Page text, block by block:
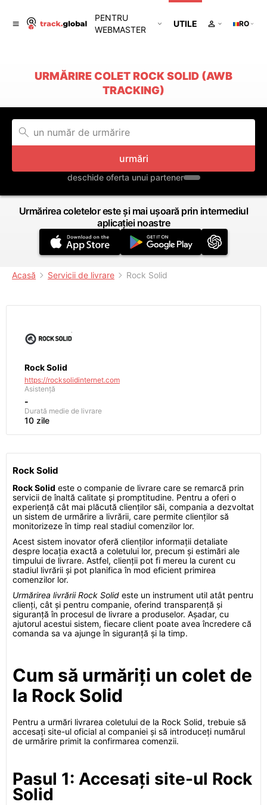
PENTRU
WEBMASTER
UTILE RO
URMĂRIRE COLET ROCK SOLID (AWB
TRACKING)
urmări
deschide oferta unui partener
Urmărirea coletelor este și mai ușoară prin intermediul
aplicației noastre
Acasă Servicii de livrare Rock Solid
Rock Solid
https://rocksolidinternet.com
Asistență
-
Durată medie de livrare
10 zile
Rock Solid
Rock Solid este o companie de livrare care se remarcă prin
servicii de înaltă calitate și promptitudine. Pentru a oferi o
experiență cât mai plăcută clienților săi, compania a dezvoltat
un sistem de urmărire a livrării, care permite clienților să
monitorizeze în timp real stadiul comenzilor lor.
Acest sistem inovator oferă clienților informații detaliate
despre locația exactă a coletului lor, precum și estimări ale
timpului de livrare. Astfel, clienții pot fi mereu la curent cu
stadiul livrării și pot planifica în mod eficient primirea
comenzilor lor.
Urmărirea livrării Rock Solid este un instrument util atât pentru
clienți, cât și pentru companie, oferind transparență și
siguranță în procesul de livrare a produselor. Așadar, cu
ajutorul acestui sistem, fiecare client poate avea încredere că
comanda sa va ajunge în siguranță și la timp.
Cum să urmăriți un colet de
la Rock Solid
Pentru a urmări livrarea coletului de la Rock Solid, trebuie să
accesați site-ul oficial al companiei și să introduceți numărul
de urmărire primit la confirmarea comenzii.
Pasul 1: Accesați site-ul Rock
Solid